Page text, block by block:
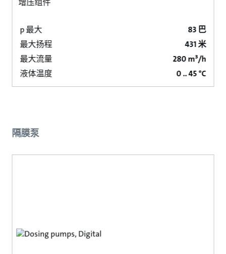
增压组件
p 最大
83 巴
最大扬程
431 米
最大流量
280 m³/h
液体温度
0 .. 45 °C
隔膜泵